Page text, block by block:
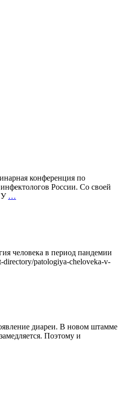
конференция по
России. Cо своей
…
Междисциплинарной
конференции
человека в период пандемии
patologiya-cheloveka-v-
диареи. В новом штамме
Поэтому и